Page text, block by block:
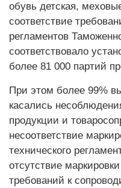
обувь детская,
соответствие
регламентов
соответствовало
более 81 000 партий
При этом более 99%
касались
продукции и
несоответствие
технического
отсутствие
требований к